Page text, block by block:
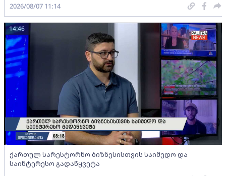
2026/08/07 11:14
ქართულ სარესტორნო ბიზნესისთვის საიმედო და
საინტერესო გადაწყვეტა
14:46